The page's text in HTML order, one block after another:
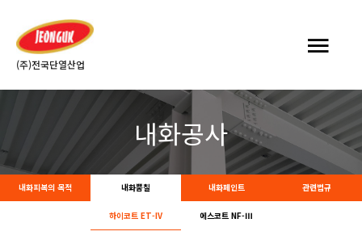
(주)전국단열산업
내화공사
내화피복의 목적 내화뿜칠 내화페인트 관련법규
하이코트 ET-IV 에스코트 NF-Ⅲ​